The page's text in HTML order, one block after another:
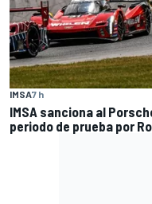
IMSA7 h
IMSA sanciona al
periodo de prueba por